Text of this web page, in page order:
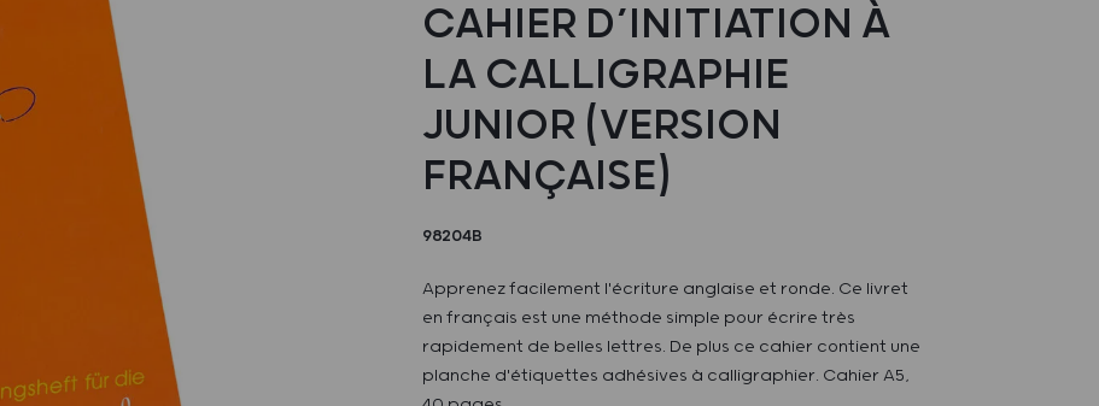
CAHIER D’INITIATION À
LA CALLIGRAPHIE
JUNIOR (VERSION
FRANÇAISE)
98204B
Apprenez facilement l'écriture anglaise et ronde. Ce livret
en français est une méthode simple pour écrire très
rapidement de belles lettres. De plus ce cahier contient une
planche d'étiquettes adhésives à calligraphier. Cahier A5,